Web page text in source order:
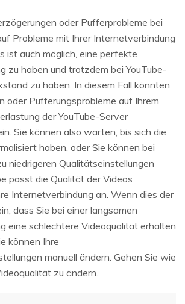
oder Pufferprobleme bei
Probleme mit Ihrer Internetverbindung
ist auch möglich, eine perfekte
zu haben und trotzdem bei YouTube-
zu haben. In diesem Fall könnten
oder Pufferungsprobleme auf Ihrem
der YouTube-Server
Sie können also warten, bis sich die
haben, oder Sie können bei
niedrigeren Qualitätseinstellungen
passt die Qualität der Videos
Internetverbindung an. Wenn dies der
dass Sie bei einer langsamen
eine schlechtere Videoqualität erhalten
können Ihre
manuell ändern. Gehen Sie wie
zu ändern.